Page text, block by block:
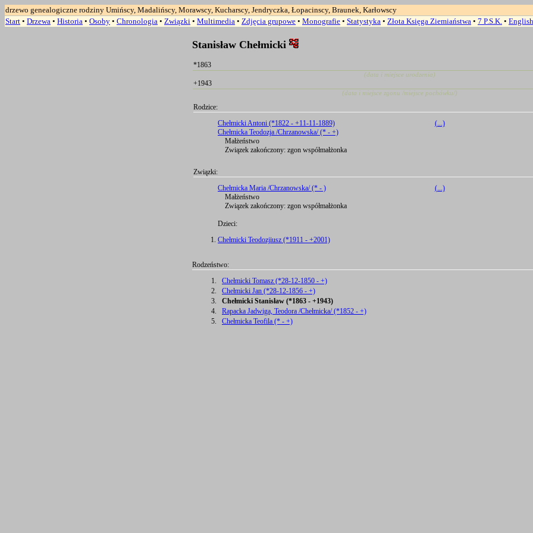
drzewo genealogiczne rodziny Umińscy, Madalińscy, Morawscy, Kucharscy, Jendryczka, Łopacinscy, Braunek, Karłowscy
Start • Drzewa • Historia • Osoby • Chronologia • Związki • Multimedia • Zdjęcia grupowe • Monografie • Statystyka • Złota Księga Ziemiaństwa • 7 P.S.K. • English
Stanisław Chełmicki
*1863
(data i miejsce urodzenia)
+1943
(data i miejsce zgonu /miejsce pochówku/)
Rodzice:
Chełmicki Antoni (*1822 - +11-11-1889)
Chełmicka Teodozja /Chrzanowska/ (* - +)
Małżeństwo
Związek zakończony: zgon współmałżonka
(...)
Związki:
Chełmicka Maria /Chrzanowska/ (* - )
Małżeństwo
Związek zakończony: zgon współmałżonka
Dzieci:
Chełmicki Teodozjiusz (*1911 - +2001)
(...)
Rodzeństwo:
1.
Chełmicki Tomasz (*28-12-1850 - +)
2.
Chełmicki Jan (*28-12-1856 - +)
3.
Chełmicki Stanisław (*1863 - +1943)
4.
Rapacka Jadwiga, Teodora /Chełmicka/ (*1852 - +)
5.
Chełmicka Teofila (* - +)